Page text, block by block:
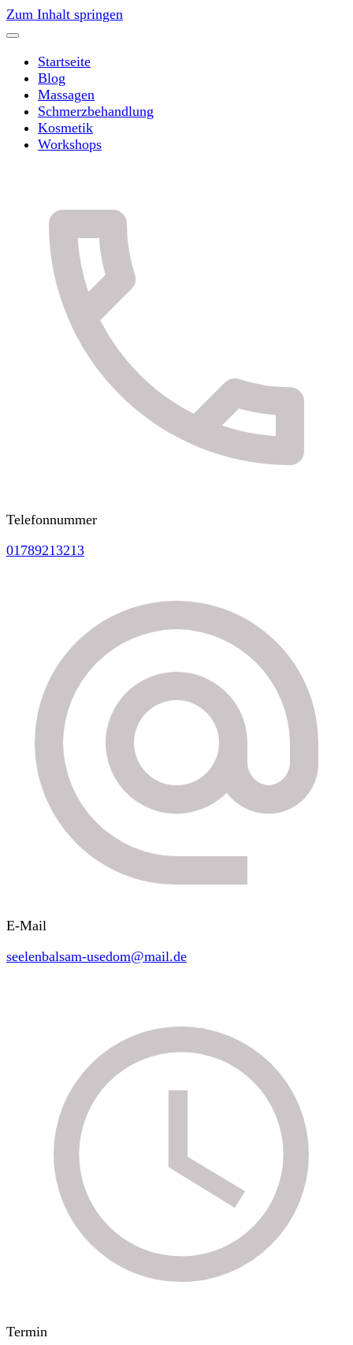
Zum Inhalt springen
Startseite
Blog
Massagen
Schmerzbehandlung
Kosmetik
Workshops
Telefonnummer
01789213213
E-Mail
seelenbalsam-usedom@mail.de
Termin